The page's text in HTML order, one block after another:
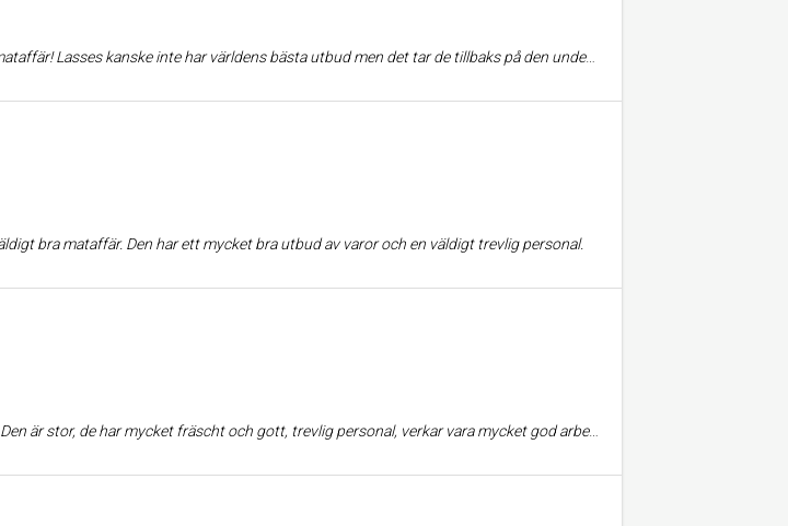
bästa utbud men det tar de tillbaks på den underbara atmosfären och den extremt trevliga personalen! Lasses är helt enkelt det enda alternativet till livsmedelsaffär om man bor i vidingsjö!
bra mataffär. Den har ett mycket bra utbud av varor och en väldigt trevlig personal.
fräscht och gott, trevlig personal, verkar vara mycket god arbetsmiljö. Och intet att förglömma så har de Linköpings godaste grillade kyckling till toppenpris dessutom!